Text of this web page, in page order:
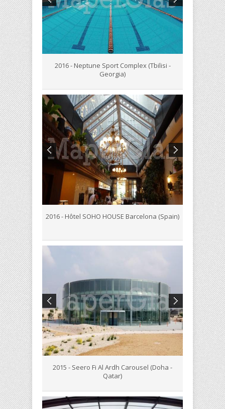
2016 - Neptune Sport Complex (Tbilisi -
Georgia)
2016 - Hôtel SOHO HOUSE Barcelona (Spain)
2015 - Seero Fi Al Ardh Carousel (Doha -
Qatar)